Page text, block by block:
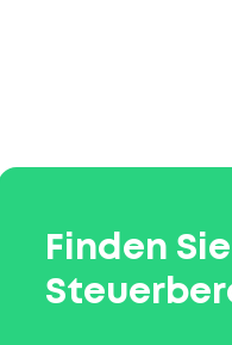
Finden